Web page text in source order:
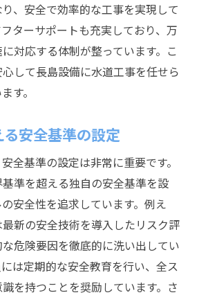
、安全で効率的な工事を実現して
ターサポートも充実しており、万
対応する体制が整っています。こ
して長島設備に水道工事を任せら
す。
安全基準の設定
全基準の設定は非常に重要です。
準を超える独自の安全基準を設
安全性を追求しています。例え
新の安全技術を導入したリスク評
危険要因を徹底的に洗い出してい
は定期的な安全教育を行い、全ス
を持つことを奨励しています。さ